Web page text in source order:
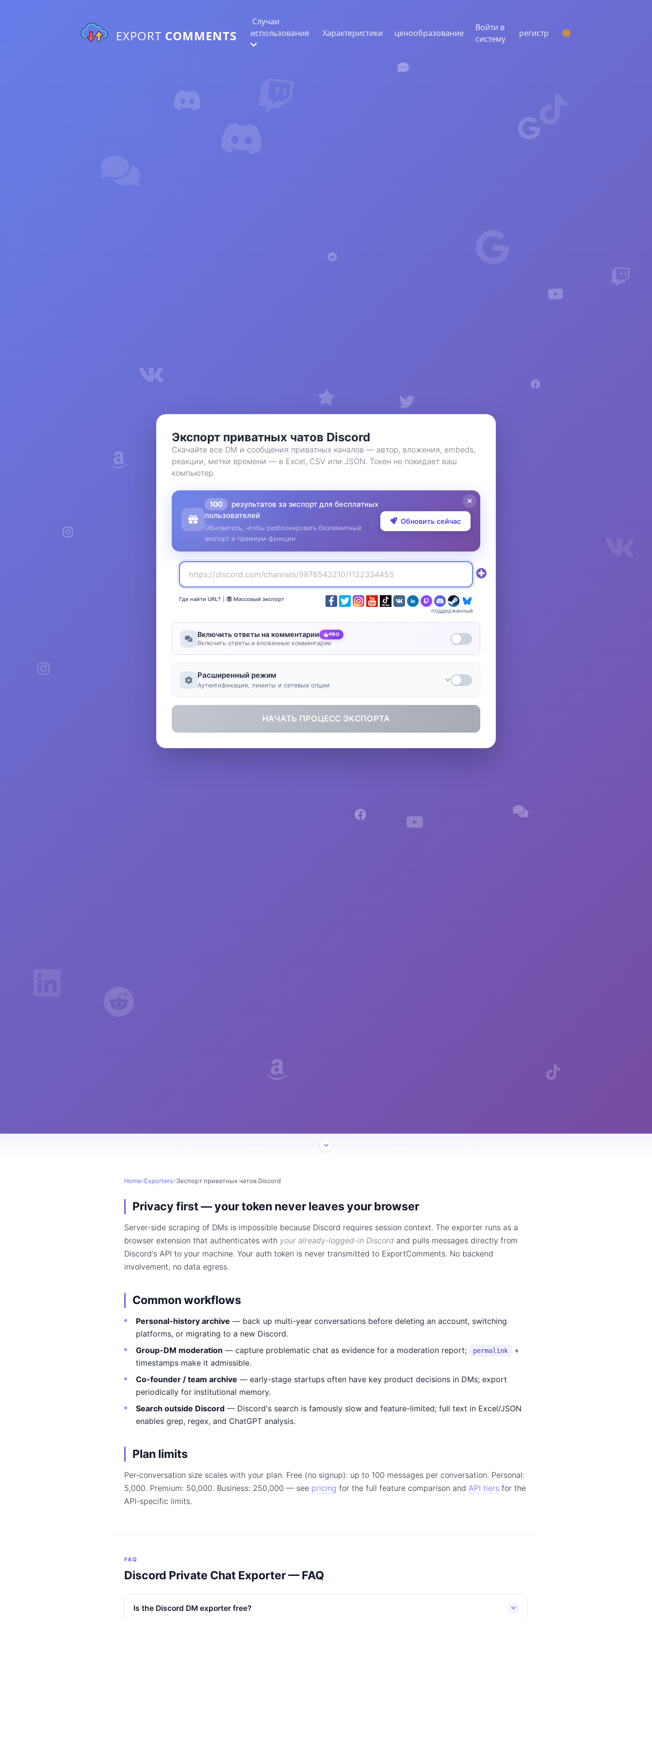
EXPORT COMMENTS
Случаи
использования
СЛУШАНИЕ И ИНТЕЛЛЕКТ
Выявите критические тенденции, чтобы
Характеристики ценообразование
Войти в
систему
регистр
Экспорт приватных чатов Discord
Скачайте все DM и сообщения приватных каналов — автор, вложения, embeds,
реакции, метки времени — в Excel, CSV или JSON. Токен не покидает ваш
компьютер.
100
результатов за экспорт для бесплатных
пользователей
Обновитесь, чтобы разблокировать безлимитный
экспорт и премиум-функции
Обновить сейчас
Где найти URL?
Массовый экспорт
поддержанный
Включить ответы на комментарии PRO
Включить ответы и вложенные комментарии
Расширенный режим
Аутентификация, лимиты и сетевые опции
НАЧАТЬ ПРОЦЕСС ЭКСПОРТА
Home Exporters Экспорт приватных чатов Discord
Privacy first — your token never leaves your browser
Server-side scraping of DMs is impossible because Discord requires session context. The exporter runs as a
browser extension that authenticates with your already-logged-in Discord and pulls messages directly from
Discord's API to your machine. Your auth token is never transmitted to ExportComments. No backend
involvement, no data egress.
Common workflows
Personal-history archive — back up multi-year conversations before deleting an account, switching
platforms, or migrating to a new Discord.
Group-DM moderation — capture problematic chat as evidence for a moderation report; permalink
+
timestamps make it admissible.
Co-founder / team archive — early-stage startups often have key product decisions in DMs; export
periodically for institutional memory.
Search outside Discord — Discord's search is famously slow and feature-limited; full text in Excel/JSON
enables grep, regex, and ChatGPT analysis.
Plan limits
Per-conversation size scales with your plan. Free (no signup): up to 100 messages per conversation. Personal:
5,000. Premium: 50,000. Business: 250,000 — see pricing for the full feature comparison and API tiers for the
API-specific limits.
FAQ
Discord Private Chat Exporter — FAQ
Is the Discord DM exporter free?